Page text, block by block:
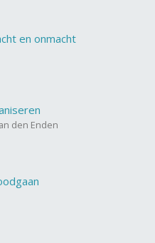
en onmacht
den Enden